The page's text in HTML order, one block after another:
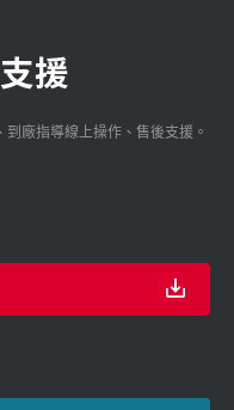
援
到廠指導線上操作、售後支援。